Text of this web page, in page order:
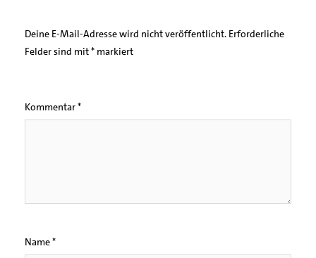
Deine E-Mail-Adresse wird nicht veröffentlicht. Erforderliche
Felder sind mit* markiert
Kommentar*
Name*